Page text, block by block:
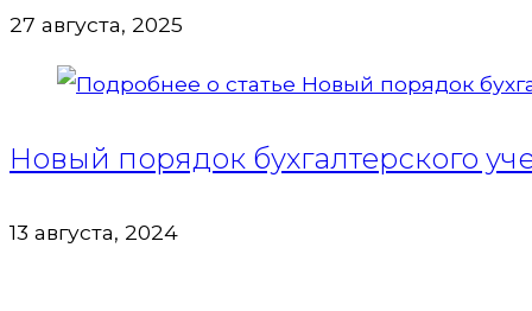
27 августа, 2025
Новый порядок бухгалтерского
13 августа, 2024